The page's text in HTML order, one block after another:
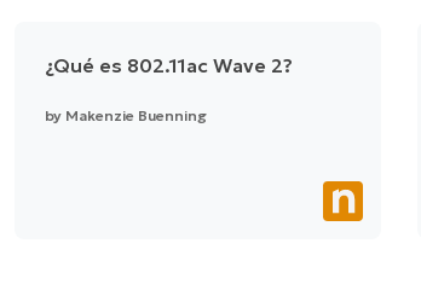
¿Qué es 802.11ac Wave 2?
by Makenzie Buenning